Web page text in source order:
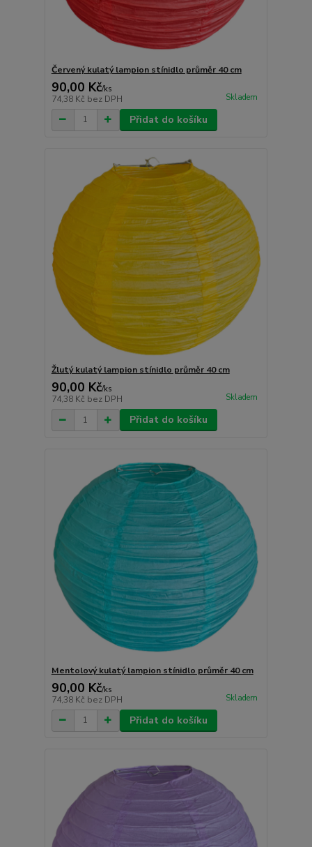
Červený kulatý lampion stínidlo průměr 40 cm
90,00 Kč/ks
74,38 Kč bez DPH Skladem
Přidat do košíku
Žlutý kulatý lampion stínidlo průměr 40 cm
90,00 Kč/ks
74,38 Kč bez DPH Skladem
Přidat do košíku
Mentolový kulatý lampion stínidlo průměr 40 cm
90,00 Kč/ks
74,38 Kč bez DPH Skladem
Přidat do košíku